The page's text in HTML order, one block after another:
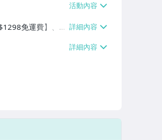
免運費】、7-
運費$60、滿5件
滿5件或消費滿